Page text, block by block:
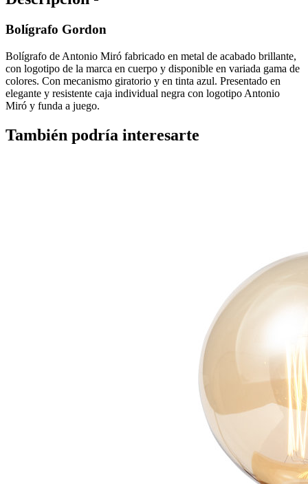
Bolígrafo Gordon
Bolígrafo de Antonio Miró fabricado en metal de acabado brillante,
con logotipo de la marca en cuerpo y disponible en variada gama de
colores. Con mecanismo giratorio y en tinta azul. Presentado en
elegante y resistente caja individual negra con logotipo Antonio
Miró y funda a juego.
También podría interesarte